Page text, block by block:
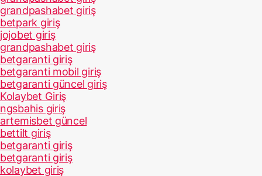
grandpashabet giriş
betpark giriş
jojobet giriş
grandpashabet giriş
betgaranti giriş
betgaranti mobil giriş
betgaranti güncel giriş
Kolaybet Giriş
ngsbahis giriş
artemisbet güncel
bettilt giriş
betgaranti giriş
betgaranti giriş
kolaybet giriş